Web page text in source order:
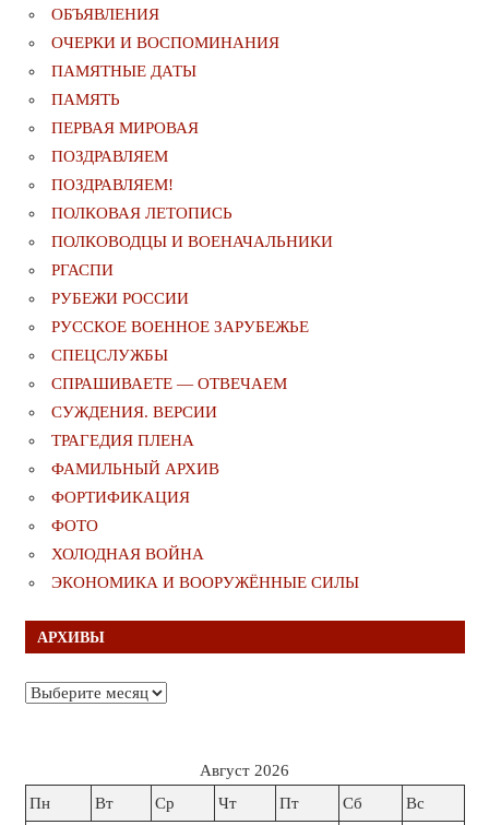
ОБЪЯВЛЕНИЯ
ОЧЕРКИ И ВОСПОМИНАНИЯ
ПАМЯТНЫЕ ДАТЫ
ПАМЯТЬ
ПЕРВАЯ МИРОВАЯ
ПОЗДРАВЛЯЕМ
ПОЗДРАВЛЯЕМ!
ПОЛКОВАЯ ЛЕТОПИСЬ
ПОЛКОВОДЦЫ И ВОЕНАЧАЛЬНИКИ
РГАСПИ
РУБЕЖИ РОССИИ
РУССКОЕ ВОЕННОЕ ЗАРУБЕЖЬЕ
СПЕЦСЛУЖБЫ
СПРАШИВАЕТЕ — ОТВЕЧАЕМ
СУЖДЕНИЯ. ВЕРСИИ
ТРАГЕДИЯ ПЛЕНА
ФАМИЛЬНЫЙ АРХИВ
ФОРТИФИКАЦИЯ
ФОТО
ХОЛОДНАЯ ВОЙНА
ЭКОНОМИКА И ВООРУЖЁННЫЕ СИЛЫ
АРХИВЫ
Архивы
Август 2026
Пн
Вт Ср Чт Пт Сб Вс